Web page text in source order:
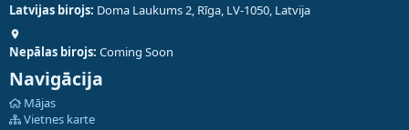
Latvijas birojs: Doma Laukums 2, Rīga, LV-1050, Latvija
Nepālas birojs: Coming Soon
Navigācija
Mājas
Vietnes karte